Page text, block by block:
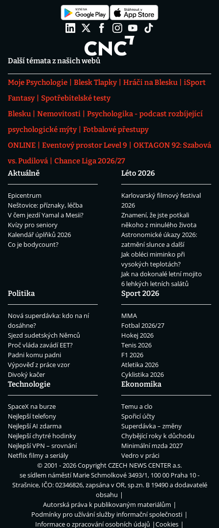
Další témata z našich webů
Moje Psychologie Blesk Tlapky Hráči na Blesku
iSport
Fantasy
Spotřebitelské testy
Blesku
Nemovitosti
Psychologika - podcast rozbíjející
psychologické mýty
Fotbalové přestupy
ONLINE
Eventový prostor Level 9
OKTAGON 92: Szabová
vs. Pudilová
Chance Liga 2026/27
Aktuálně
Epicentrum
Neštovice: příznaky, léčba
V čem jezdí Yamal a Mesii?
Kvízy pro seniory
Kalendář úplňků 2026
Co je bodycount?
Léto 2026
Karlovarský filmový festival
2026
Znamení, že jste potkali
někoho z minulého života
Astronomické úkazy 2026:
zatmění slunce a další
Jak obléci miminko při
vysokých teplotách?
Jak na dokonalé letní mojito
6 lehkých letních salátů
Politika
Nová superdávka: kdo na ní
dosáhne?
Sjezd sudetských Němců
Proč vláda zavádí EET?
Padni komu padni
Výpověď z práce vzor
Divoký kačer
Sport 2026
MMA
Fotbal 2026/27
Hokej 2026
Tenis 2026
F1 2026
Atletika 2026
Cyklistika 2026
Technologie
SpaceX na burze
Nejlepší telefony
Nejlepší AI zdarma
Nejlepší chytré hodinky
Nejlepší VPN – srovnání
Netflix filmy a seriály
Ekonomika
Temu a clo
Spořicí účty
Superdávka – změny
Chybějící roky k důchodu
Minimální mzda 2027
Vedro v práci
© 2001 - 2026 CopyrightCZECH NEWS CENTER a.s.
se sídlem náměstí Marie Schmolkové 3493/1, 100 00 Praha 10 -
Strašnice, IČO: 02346826, zapsána v OR, sp.zn. B 19490 a dodavatelé
obsahu
Autorská práva k publikovaným materiálům
Podmínky pro užívání služby informační společnosti
Informace o zpracování osobních údajů
Cookies